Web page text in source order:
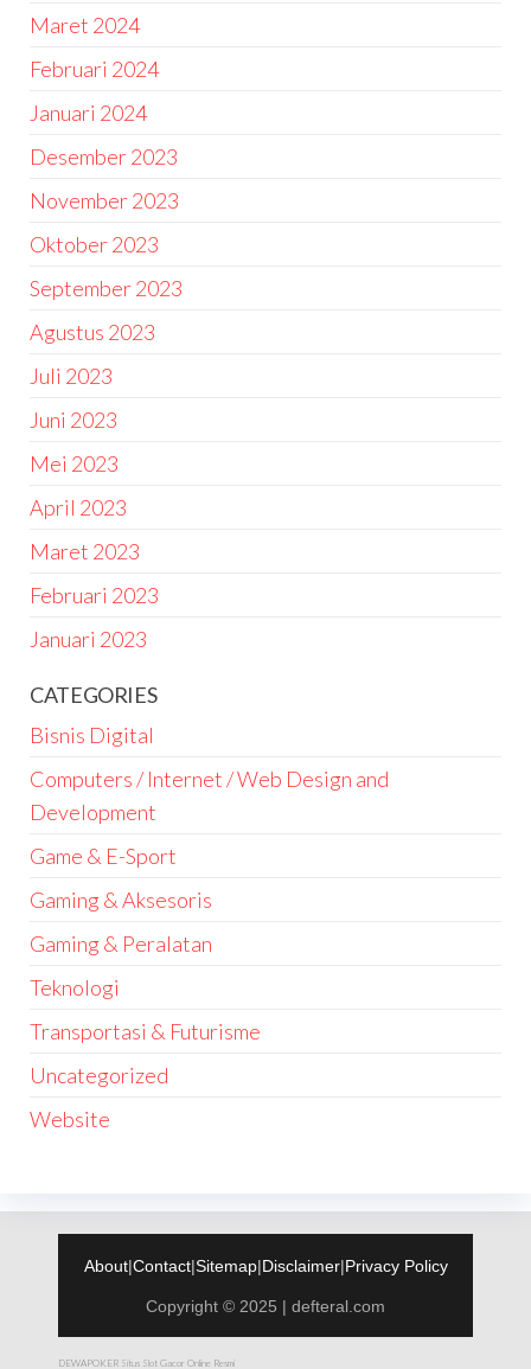
Maret 2024
Februari 2024
Januari 2024
Desember 2023
November 2023
Oktober 2023
September 2023
Agustus 2023
Juli 2023
Juni 2023
Mei 2023
April 2023
Maret 2023
Februari 2023
Januari 2023
CATEGORIES
Bisnis Digital
Computers / Internet / Web Design and
Development
Game & E-Sport
Gaming & Aksesoris
Gaming & Peralatan
Teknologi
Transportasi & Futurisme
Uncategorized
Website
About|Contact|Sitemap|Disclaimer|Privacy Policy
Copyright © 2025 | defteral.com
DEWAPOKER Situs Slot Gacor Online Resmi